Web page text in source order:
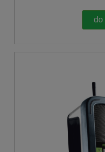
do